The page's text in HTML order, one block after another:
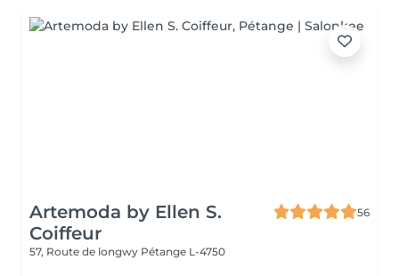
Artemoda by Ellen S.
Coiffeur
56
57, Route de longwy Pétange L-4750